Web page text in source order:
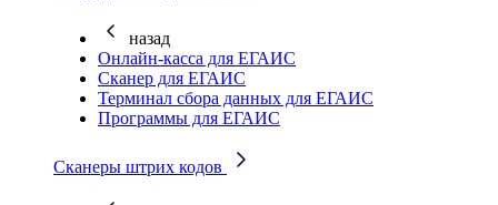
назад
Онлайн-касса для ЕГАИС
Сканер для ЕГАИС
Терминал сбора данных для ЕГАИС
Программы для ЕГАИС
Сканеры штрих кодов